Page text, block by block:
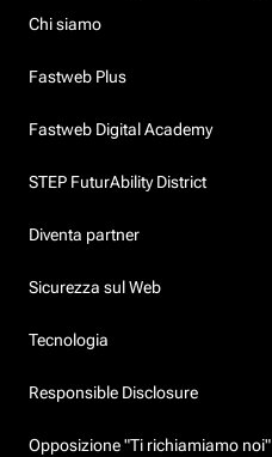
Chi siamo
Fastweb Plus
Fastweb Digital Academy
STEP FuturAbility District
Diventa partner
Sicurezza sul Web
Tecnologia
Responsible Disclosure
Opposizione "Ti richiamiamo noi"